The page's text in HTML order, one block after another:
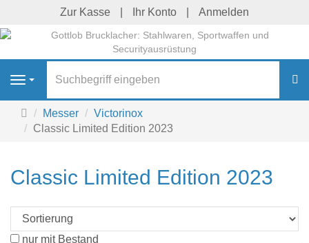
Zur Kasse Ihr Konto Anmelden
Navigation
Startseite
Messer
Victorinox
Classic Limited Edition 2023
Classic Limited Edition 2023
nur mit Bestand